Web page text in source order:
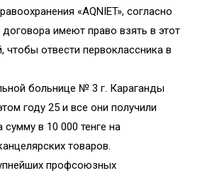
«AQNIET», согласно
договора имеют право взять в этот
чтобы отвести первоклассника в
больнице № 3 г. Караганды
году 25 и все они получили
сумму в 10 000 тенге на
товаров.
профсоюзных